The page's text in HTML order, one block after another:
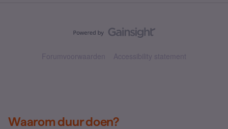
Forumvoorwaarden Accessibility statement
Waarom duur doen?